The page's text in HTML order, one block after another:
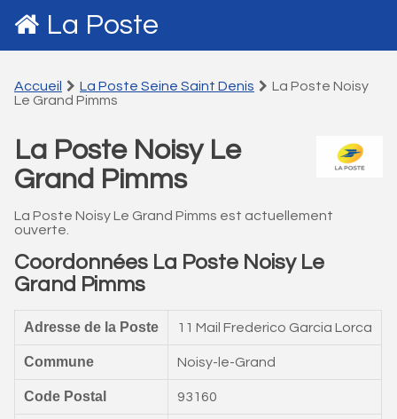
La Poste
Accueil La Poste Seine Saint Denis
La Poste Noisy
Le Grand Pimms
La Poste Noisy Le
Grand Pimms
La Poste Noisy Le Grand Pimms est actuellement
ouverte.
Coordonnées La Poste Noisy Le
Grand Pimms
Adresse de la Poste 11 Mail Frederico Garcia Lorca
Commune Noisy-le-Grand
Code Postal 93160